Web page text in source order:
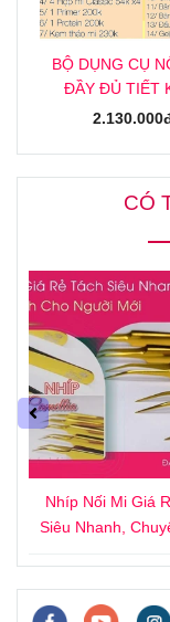
DỤNG CỤ NỐI
BỘ CAO
CÓ
Keo Nối Mi Không
Glue Ver 1 Có Gì